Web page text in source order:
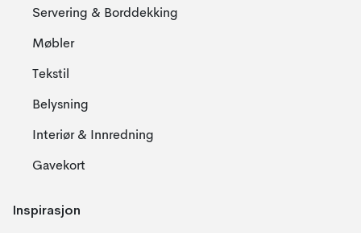
Servering & Borddekking
Møbler
Tekstil
Belysning
Interiør & Innredning
Gavekort
Inspirasjon